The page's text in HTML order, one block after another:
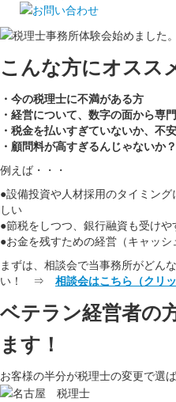
こんな方にオスス
・今の税理士に不満がある方
・経営について、数字の面から専
・税金を払いすぎていないか、不
・顧問料が高すぎるんじゃないか
例えば・・・
●設備投資や人材採用のタイミン
しい
●節税をしつつ、銀行融資も受け
●お金を残すための経営（キャッ
まずは、相談会で当事務所がどん
い！ ⇒ 相談会はこちら（クリッ
ベテラン経営者の
ます！
お客様の半分が税理士の変更で選ば